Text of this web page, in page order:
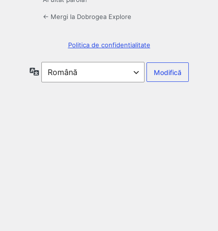
← Mergi la Dobrogea Explore
Politica de confidentialitate
Limbă